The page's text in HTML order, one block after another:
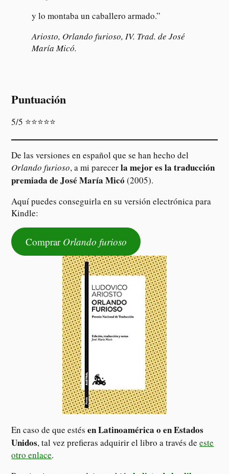
y lo montaba un caballero armado.”
Ariosto, Orlando furioso, IV. Trad. de José
María Micó.
Puntuación
5/5 ⭐️⭐️⭐️⭐️⭐️
De las versiones en español que se han hecho del
Orlando furioso, a mi parecerla mejor es la traducción
premiada de José María Micó (2005).
Aquí puedes conseguirla en su versión electrónica para
Kindle:
Comprar Orlando furioso
En caso de que estésen Latinoamérica o en Estados
Unidos, tal vez prefieras adquirir el libro a través deeste
otro enlace.